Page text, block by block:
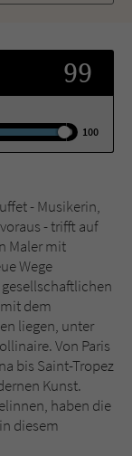
99
100
- Musikerin,
- trifft auf
Maler mit
Wege
dem
liegen, unter
Von Paris
bis Saint-Tropez
Kunst.
haben die
diesem
Co. KG
& Co. KG
mit dem
z. B. den
zu